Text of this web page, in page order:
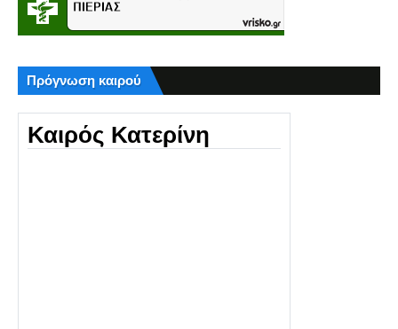
Πρόγνωση καιρού
Καιρός Κατερίνη